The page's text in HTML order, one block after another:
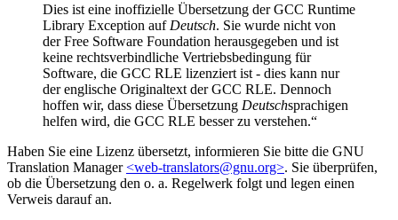
Dies ist eine inoffizielle Übersetzung derGCC Runtime
Library Exception auf Deutsch. Sie wurde nicht von
derFree Software Foundation herausgegeben und ist
keine rechtsverbindliche Vertriebsbedingung für
Software, die GCC RLE lizenziert ist ‑ dies kann nur
der englische Originaltext der GCC RLE. Dennoch
hoffen wir, dass diese Übersetzung Deutschsprachigen
helfen wird, die GCC RLE besser zu verstehen.
Haben Sie eine Lizenz übersetzt, informieren Sie bitte die GNU
Translation Manager <web-translators@gnu.org>. Sie überprüfen,
ob die Übersetzung den o. a. Regelwerk folgt und legen einen
Verweis darauf an.